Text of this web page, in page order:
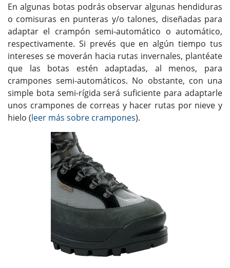
En algunas botas podrás observar algunas hendiduras
o comisuras en punteras y/o talones, diseñadas para
adaptar el crampón semi-automático o automático,
respectivamente. Si prevés que en algún tiempo tus
intereses se moverán hacia rutas invernales, plantéate
que las botas estén adaptadas, al menos, para
crampones semi-automáticos. No obstante, con una
simple bota semi-rígida será suficiente para adaptarle
unos crampones de correas y hacer rutas por nieve y
hielo (leer más sobre crampones).